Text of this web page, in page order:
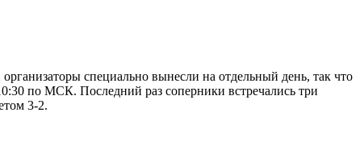
специально вынесли на отдельный день, так что
по МСК. Последний раз соперники встречались три
3-2.